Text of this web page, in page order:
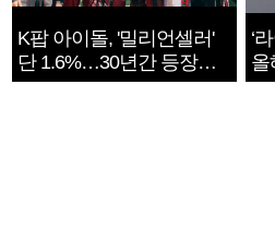
K팝 아이돌, '밀리언셀러'
단 1.6%…30년간 등장
1182개팀 전수조사
‘
올
확